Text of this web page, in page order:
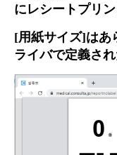
にレシートプリ
[用紙サイズ]はあ
ライバで定義さ